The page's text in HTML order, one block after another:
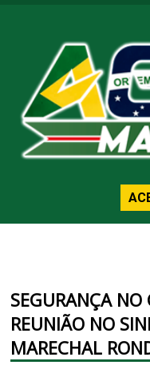
SEGURANÇA
REUNIÃO NO
MARECHAL